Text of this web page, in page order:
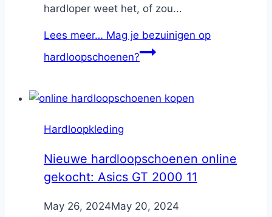
hardloper weet het, of zou...
Lees meer… Mag je bezuinigen op
hardloopschoenen?
Hardloopkleding
Nieuwe hardloopschoenen online
gekocht: Asics GT 2000 11
ByNicole
May 26, 2024May 20, 2024